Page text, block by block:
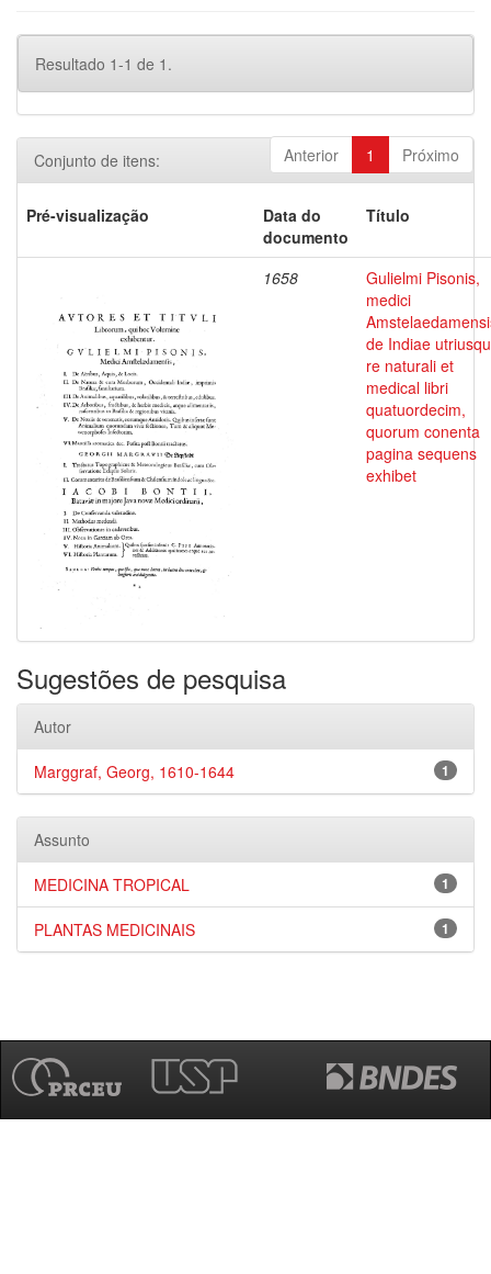
Resultado 1-1 de 1.
Anterior 1 Próximo
Conjunto de itens:
Pré-visualização
Data do
documento
Título
1658
Gulielmi Pisonis,
medici
de Indiae
re naturali et
medical libri
quatuordecim,
quorum conenta
pagina sequens
exhibet
Sugestões de pesquisa
Autor
1
Marggraf, Georg, 1610-1644
Assunto
1
MEDICINA TROPICAL
1
PLANTAS MEDICINAIS